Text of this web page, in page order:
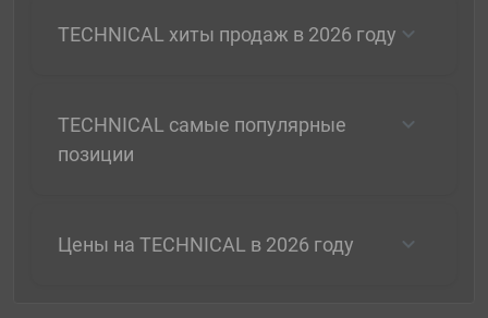
TECHNICAL хиты продаж в 2026 году
TECHNICAL самые популярные
позиции
Цены на TECHNICAL в 2026 году